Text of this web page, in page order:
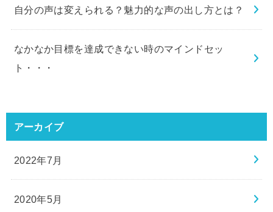
自分の声は変えられる？魅力的な声の出し方とは？
なかなか目標を達成できない時のマインドセッ
ト・・・
アーカイブ
2022年7月
2020年5月